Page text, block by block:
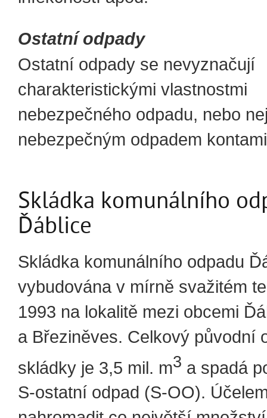
Ostatní odpady
Ostatní odpady se nevyznačují
charakteristickými vlastnostmi
nebezpečného odpadu, nebo
nebezpečným odpadem
Skládka komunálního
Ďáblice
Skládka komunálního odpadu
vybudována v mírně svažitém
1993 na lokalitě mezi obcemi
a Březiněves. Celkový původní
skládky je 3,5 mil. m3 a spadá
S-ostatní odpad (S-OO).